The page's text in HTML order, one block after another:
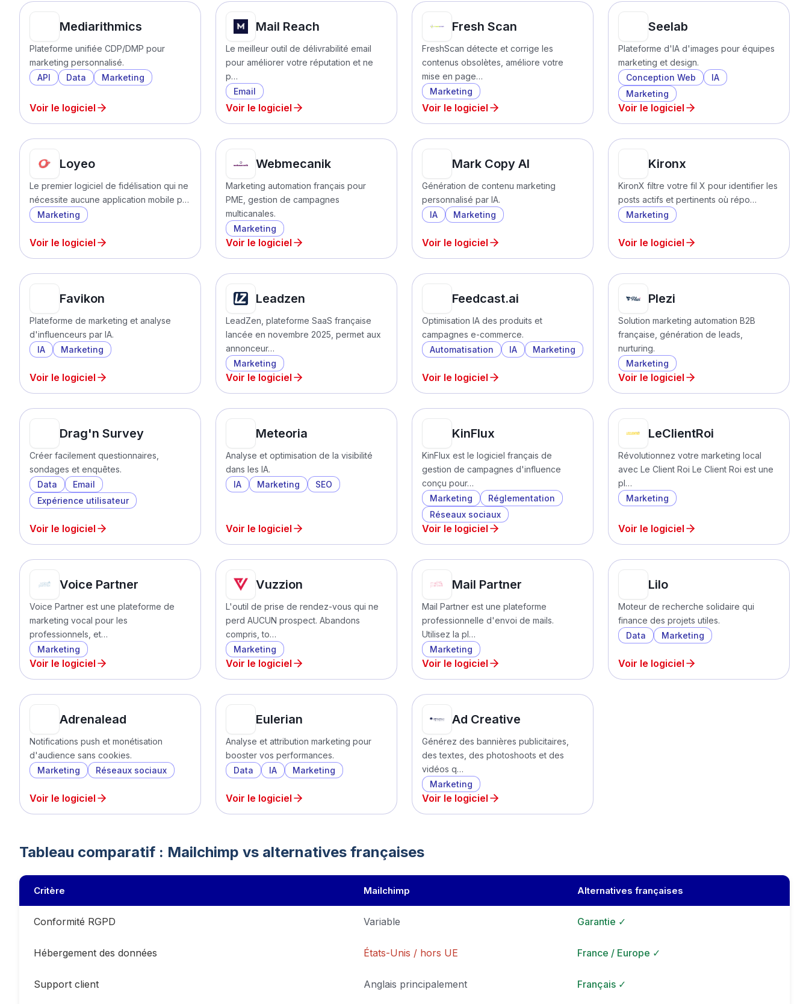
Mediarithmics
Plateforme unifiée CDP/DMP pour
marketing personnalisé.
API
Data Marketing
Voir le logiciel
Mail Reach
Le meilleur outil de délivrabilité email
pour améliorer votre réputation et ne
p…
Email
Voir le logiciel
Fresh Scan
FreshScan détecte et corrige les
contenus obsolètes, améliore votre
mise en page…
Marketing
Voir le logiciel
Seelab
Plateforme d'IA d'images pour équipes
marketing et design.
Conception Web
IA
Marketing
Voir le logiciel
Loyeo
Le premier logiciel de fidélisation qui ne
nécessite aucune application mobile p…
Marketing
Voir le logiciel
Webmecanik
Marketing automation français pour
PME, gestion de campagnes
multicanales.
Marketing
Voir le logiciel
Mark Copy AI
Génération de contenu marketing
personnalisé par IA.
IA
Marketing
Voir le logiciel
Kironx
KironX filtre votre fil X pour identifier les
posts actifs et pertinents où répo…
Marketing
Voir le logiciel
Favikon
Plateforme de marketing et analyse
d'influenceurs par IA.
IA
Marketing
Voir le logiciel
Leadzen
LeadZen, plateforme SaaS française
lancée en novembre 2025, permet aux
annonceur…
Marketing
Voir le logiciel
Feedcast.ai
Optimisation IA des produits et
campagnes e-commerce.
Automatisation
IA Marketing
Voir le logiciel
Plezi
Solution marketing automation B2B
française, génération de leads,
nurturing.
Marketing
Voir le logiciel
Drag'n Survey
Créer facilement questionnaires,
sondages et enquêtes.
Data
Email
Expérience utilisateur
Voir le logiciel
Meteoria
Analyse et optimisation de la visibilité
dans les IA.
IA
Marketing SEO
Voir le logiciel
KinFlux
KinFlux est le logiciel français de
gestion de campagnes d'influence
conçu pour…
Marketing
Réglementation
Réseaux sociaux
Voir le logiciel
LeClientRoi
Révolutionnez votre marketing local
avec Le Client Roi Le Client Roi est une
pl…
Marketing
Voir le logiciel
Voice Partner
Voice Partner est une plateforme de
marketing vocal pour les
professionnels, et…
Marketing
Voir le logiciel
Vuzzion
L'outil de prise de rendez-vous qui ne
perd AUCUN prospect. Abandons
compris, to…
Marketing
Voir le logiciel
Mail Partner
Mail Partner est une plateforme
professionnelle d'envoi de mails.
Utilisez la pl…
Marketing
Voir le logiciel
Lilo
Moteur de recherche solidaire qui
finance des projets utiles.
Data
Marketing
Voir le logiciel
Adrenalead
Notifications push et monétisation
d'audience sans cookies.
Marketing
Réseaux sociaux
Voir le logiciel
Eulerian
Analyse et attribution marketing pour
booster vos performances.
Data
IA Marketing
Voir le logiciel
Ad Creative
Générez des bannières publicitaires,
des textes, des photoshoots et des
vidéos q…
Marketing
Voir le logiciel
Tableau comparatif : Mailchimp vs alternatives françaises
Critère Mailchimp Alternatives françaises
Conformité RGPD Variable Garantie ✓
Hébergement des données États-Unis / hors UE France / Europe ✓
Support client Anglais principalement Français ✓